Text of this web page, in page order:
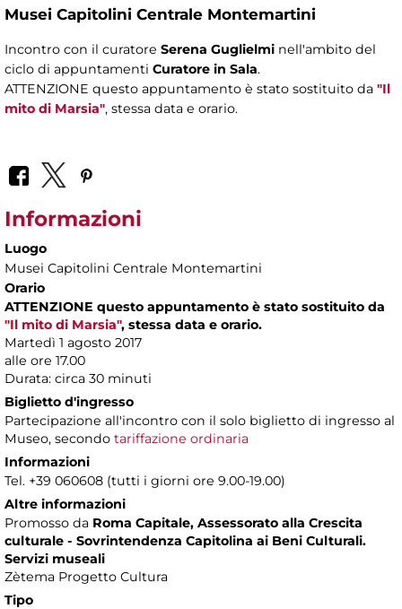
Musei Capitolini Centrale Montemartini
Incontro con il curatore Serena Guglielmi nell'ambito del
ciclo di appuntamenti Curatore in Sala.
ATTENZIONE questo appuntamento è stato sostituito da "Il
mito di Marsia", stessa data e orario.
Informazioni
Luogo
Musei Capitolini Centrale Montemartini
Orario
ATTENZIONE questo appuntamento è stato sostituito da
"Il mito di Marsia", stessa data e orario.
Martedì 1 agosto 2017
alle ore 17.00
Durata: circa 30 minuti
Biglietto d'ingresso
Partecipazione all'incontro con il solo biglietto di ingresso al
Museo, secondo tariffazione ordinaria
Informazioni
Tel. +39 060608 (tutti i giorni ore 9.00-19.00)
Altre informazioni
Promosso da Roma Capitale, Assessorato alla Crescita
culturale - Sovrintendenza Capitolina ai Beni Culturali.
Servizi museali
Zètema Progetto Cultura
Tipo